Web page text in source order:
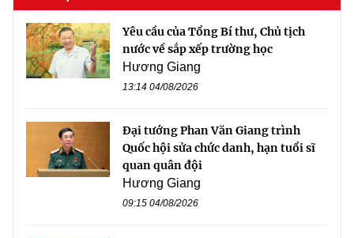
Yêu cầu của Tổng Bí thư, Chủ tịch
nước về sắp xếp trường học
Hương Giang
13:14 04/08/2026
Đại tướng Phan Văn Giang trình
Quốc hội sửa chức danh, hạn tuổi sĩ
quan quân đội
Hương Giang
09:15 04/08/2026